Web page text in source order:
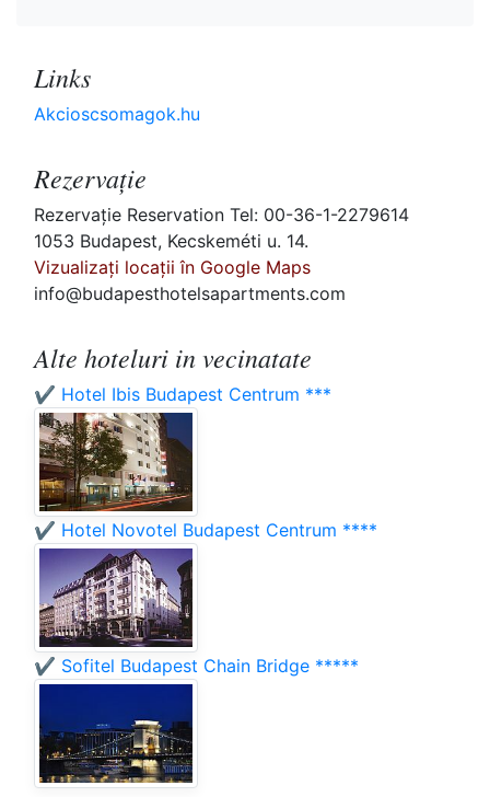
Links
Akcioscsomagok.hu
Rezervaţie
Rezervaţie Reservation Tel: 00-36-1-2279614
1053 Budapest, Kecskeméti u. 14.
Vizualizați locații în Google Maps
info@budapesthotelsapartments.com
Alte hoteluri in vecinatate
✔️ Hotel Ibis Budapest Centrum ***
✔️ Hotel Novotel Budapest Centrum ****
✔️ Sofitel Budapest Chain Bridge *****